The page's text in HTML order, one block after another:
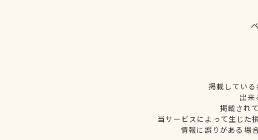
掲載してい
出来
掲載され
当サービスによって生じた
情報に誤りがある場